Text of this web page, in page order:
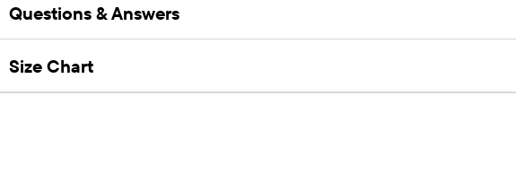
Questions & Answers
Size Chart